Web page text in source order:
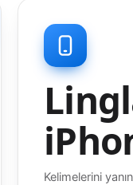
Kelimelerini